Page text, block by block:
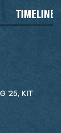
TIMELINE
'25, KIT